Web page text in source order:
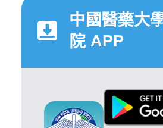
中國醫藥大
院 APP